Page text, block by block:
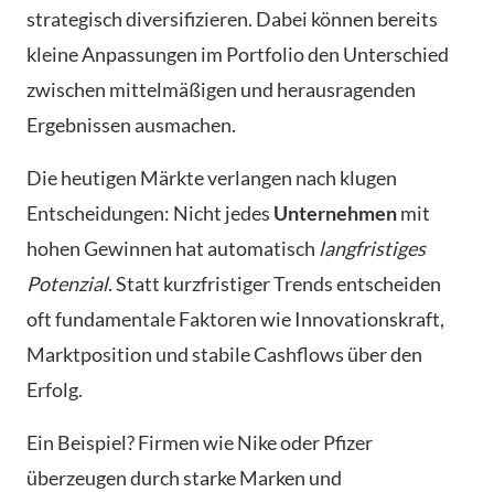
strategisch diversifizieren. Dabei können bereits
kleine Anpassungen im Portfolio den Unterschied
zwischen mittelmäßigen und herausragenden
Ergebnissen ausmachen.
Die heutigen Märkte verlangen nach klugen
Entscheidungen: Nicht jedes Unternehmenmit
hohen Gewinnen hat automatisch langfristiges
Potenzial. Statt kurzfristiger Trends entscheiden
oft fundamentale Faktoren wie Innovationskraft,
Marktposition und stabile Cashflows über den
Erfolg.
Ein Beispiel? Firmen wie Nike oder Pfizer
überzeugen durch starke Marken und